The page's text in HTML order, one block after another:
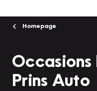
Homepage
Prins Auto